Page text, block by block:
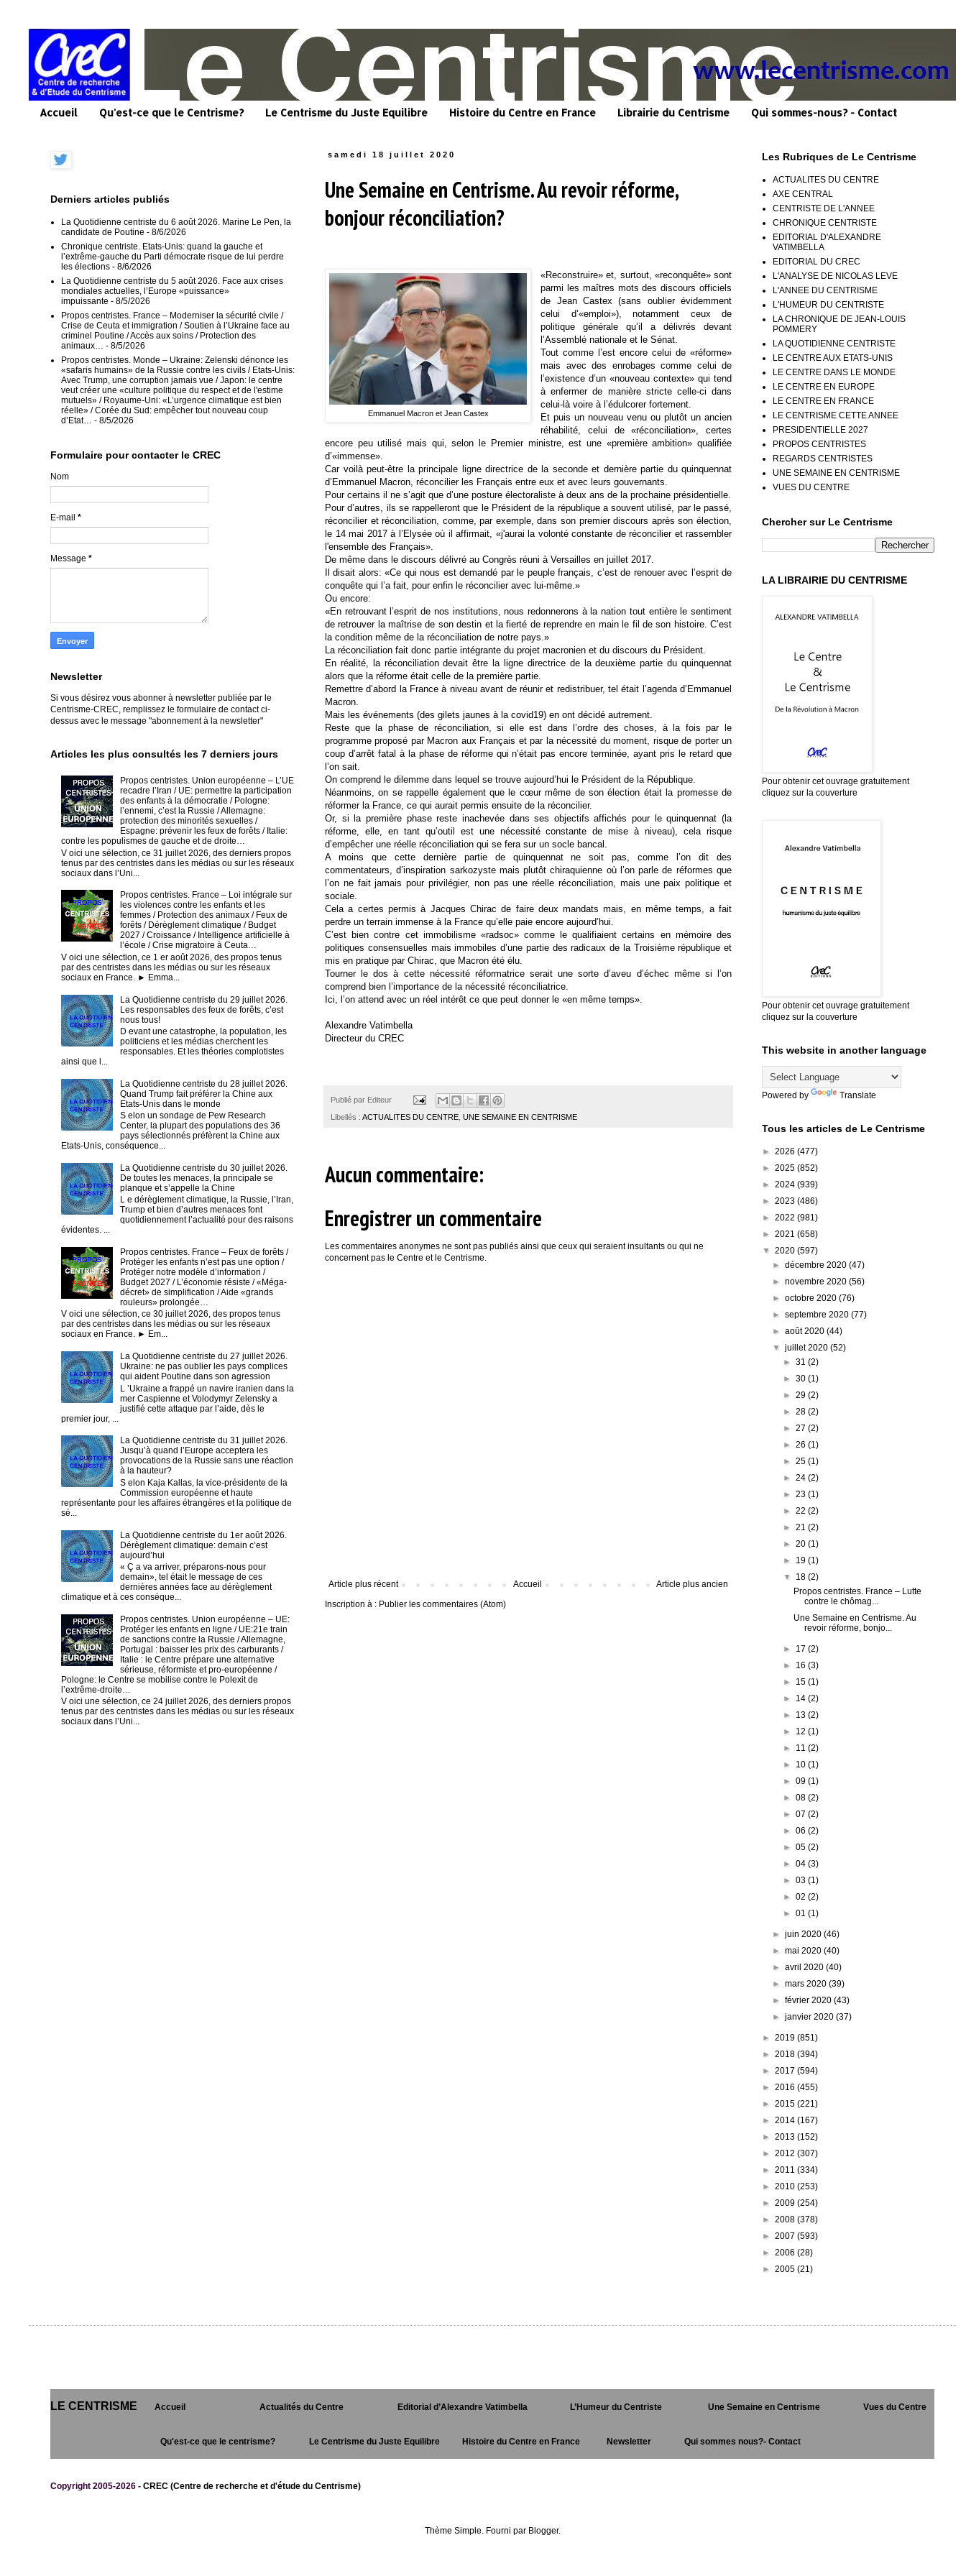
Accueil Qu'est-ce que le Centrisme? Le Centrisme du Juste Equilibre Histoire du Centre en France Librairie du Centrisme Qui sommes-nous? - Contact
samedi 18 juillet 2020
Une Semaine en Centrisme. Au revoir réforme,
bonjour réconciliation?
Emmanuel Macron et Jean Castex
«Reconstruire» et, surtout, «reconquête» sont
parmi les maîtres mots des discours officiels
de Jean Castex (sans oublier évidemment
celui d’«emploi»), notamment ceux de
politique générale qu’il a délivrés devant
l’Assemblé nationale et le Sénat.
Tout comme l’est encore celui de «réforme»
mais avec des enrobages comme celui de
l’existence d’un «nouveau contexte» qui tend
à enfermer de manière stricte celle-ci dans
celui-là voire à l’édulcorer fortement.
Et puis un nouveau venu ou plutôt un ancien
réhabilité, celui de «réconciliation», certes
encore peu utilisé mais qui, selon le Premier ministre, est une «première ambition» qualifiée
d’«immense».
Car voilà peut-être la principale ligne directrice de la seconde et dernière partie du quinquennat
d’Emmanuel Macron, réconcilier les Français entre eux et avec leurs gouvernants.
Pour certains il ne s’agit que d’une posture électoraliste à deux ans de la prochaine présidentielle.
Pour d’autres, ils se rappelleront que le Président de la république a souvent utilisé, par le passé,
réconcilier et réconciliation, comme, par exemple, dans son premier discours après son élection,
le 14 mai 2017 à l’Elysée où il affirmait, «j'aurai la volonté constante de réconcilier et rassembler
l'ensemble des Français».
De même dans le discours délivré au Congrès réuni à Versailles en juillet 2017.
Il disait alors: «Ce qui nous est demandé par le peuple français, c’est de renouer avec l’esprit de
conquête qui l’a fait, pour enfin le réconcilier avec lui-même.»
Ou encore:
«En retrouvant l’esprit de nos institutions, nous redonnerons à la nation tout entière le sentiment
de retrouver la maîtrise de son destin et la fierté de reprendre en main le fil de son histoire. C’est
la condition même de la réconciliation de notre pays.»
La réconciliation fait donc partie intégrante du projet macronien et du discours du Président.
En réalité, la réconciliation devait être la ligne directrice de la deuxième partie du quinquennat
alors que la réforme était celle de la première partie.
Remettre d’abord la France à niveau avant de réunir et redistribuer, tel était l’agenda d’Emmanuel
Macron.
Mais les événements (des gilets jaunes à la covid19) en ont décidé autrement.
Reste que la phase de réconciliation, si elle est dans l’ordre des choses, à la fois par le
programme proposé par Macron aux Français et par la nécessité du moment, risque de porter un
coup d’arrêt fatal à la phase de réforme qui n’était pas encore terminée, ayant pris le retard que
l’on sait.
On comprend le dilemme dans lequel se trouve aujourd’hui le Président de la République.
Néanmoins, on se rappelle également que le cœur même de son élection était la promesse de
réformer la France, ce qui aurait permis ensuite de la réconcilier.
Or, si la première phase reste inachevée dans ses objectifs affichés pour le quinquennat (la
réforme, elle, en tant qu’outil est une nécessité constante de mise à niveau), cela risque
d’empêcher une réelle réconciliation qui se fera sur un socle bancal.
A moins que cette dernière partie de quinquennat ne soit pas, comme l’on dit des
commentateurs, d’inspiration sarkozyste mais plutôt chiraquienne où l’on parle de réformes que
l’on ne fait jamais pour privilégier, non pas une réelle réconciliation, mais une paix politique et
sociale.
Cela a certes permis à Jacques Chirac de faire deux mandats mais, en même temps, a fait
perdre un terrain immense à la France qu’elle paie encore aujourd’hui.
C’est bien contre cet immobilisme «radsoc» comme le qualifiaient certains en mémoire des
politiques consensuelles mais immobiles d’une partie des radicaux de la Troisième république et
mis en pratique par Chirac, que Macron été élu.
Tourner le dos à cette nécessité réformatrice serait une sorte d’aveu d’échec même si l’on
comprend bien l’importance de la nécessité réconciliatrice.
Ici, l’on attend avec un réel intérêt ce que peut donner le «en même temps».
Alexandre Vatimbella
Directeur du CREC
Publié par Editeur
Libellés : ACTUALITES DU CENTRE UNE SEMAINE EN CENTRISME
Aucun commentaire:
Enregistrer un commentaire
Les commentaires anonymes ne sont pas publiés ainsi que ceux qui seraient insultants ou qui ne
concernent pas le Centre et le Centrisme.
Article plus récent Article plus ancien
Accueil
Inscription à : Publier les commentaires (Atom)
Derniers articles publiés
La Quotidienne centriste du 6 août 2026. Marine Le Pen, la
candidate de Poutine - 8/6/2026
Chronique centriste. Etats-Unis: quand la gauche et
l’extrême-gauche du Parti démocrate risque de lui perdre
les élections - 8/6/2026
La Quotidienne centriste du 5 août 2026. Face aux crises
mondiales actuelles, l’Europe «puissance»
impuissante - 8/5/2026
Propos centristes. France – Moderniser la sécurité civile /
Crise de Ceuta et immigration / Soutien à l’Ukraine face au
criminel Poutine / Accès aux soins / Protection des
animaux…
- 8/5/2026
Propos centristes. Monde – Ukraine: Zelenski dénonce les
«safaris humains» de la Russie contre les civils / Etats-Unis:
Avec Trump, une corruption jamais vue / Japon: le centre
veut créer une «culture politique du respect et de l'estime
mutuels» / Royaume-Uni: «L’urgence climatique est bien
réelle» / Corée du Sud: empêcher tout nouveau coup
d’Etat…
- 8/5/2026
Formulaire pour contacter le CREC
Nom
E-mail *
Message *
Newsletter
Si vous désirez vous abonner à newsletter publiée par le
Centrisme-CREC, remplissez le formulaire de contact ci-
dessus avec le message "abonnement à la newsletter"
Articles les plus consultés les 7 derniers jours
Propos centristes. Union européenne – L’UE
recadre l’Iran / UE: permettre la participation
des enfants à la démocratie / Pologne:
l’ennemi, c’est la Russie / Allemagne:
protection des minorités sexuelles /
Espagne: prévenir les feux de forêts / Italie:
contre les populismes de gauche et de droite…
V oici une sélection, ce 31 juillet 2026, des derniers propos
tenus par des centristes dans les médias ou sur les réseaux
sociaux dans l’Uni...
Propos centristes. France – Loi intégrale sur
les violences contre les enfants et les
femmes / Protection des animaux / Feux de
forêts / Dérèglement climatique / Budget
2027 / Croissance / Intelligence artificielle à
l’école / Crise migratoire à Ceuta…
V oici une sélection, ce 1 er août 2026, des propos tenus
par des centristes dans les médias ou sur les réseaux
sociaux en France. ► Emma...
La Quotidienne centriste du 29 juillet 2026.
Les responsables des feux de forêts, c’est
nous tous!
D evant une catastrophe, la population, les
politiciens et les médias cherchent les
responsables. Et les théories complotistes
ainsi que l...
La Quotidienne centriste du 28 juillet 2026.
Quand Trump fait préférer la Chine aux
Etats-Unis dans le monde
S elon un sondage de Pew Research
Center, la plupart des populations des 36
pays sélectionnés préfèrent la Chine aux
Etats-Unis, conséquence...
La Quotidienne centriste du 30 juillet 2026.
De toutes les menaces, la principale se
planque et s’appelle la Chine
L e dérèglement climatique, la Russie, l’Iran,
Trump et bien d’autres menaces font
quotidiennement l’actualité pour des raisons
évidentes. ...
Propos centristes. France – Feux de forêts /
Protéger les enfants n’est pas une option /
Protéger notre modèle d’information /
Budget 2027 / L’économie résiste / «Méga-
décret» de simplification / Aide «grands
rouleurs» prolongée…
V oici une sélection, ce 30 juillet 2026, des propos tenus
par des centristes dans les médias ou sur les réseaux
sociaux en France. ► Em...
La Quotidienne centriste du 27 juillet 2026.
Ukraine: ne pas oublier les pays complices
qui aident Poutine dans son agression
L ’Ukraine a frappé un navire iranien dans la
mer Caspienne et Volodymyr Zelensky a
justifié cette attaque par l’aide, dès le
premier jour, ...
La Quotidienne centriste du 31 juillet 2026.
Jusqu’à quand l’Europe acceptera les
provocations de la Russie sans une réaction
à la hauteur?
S elon Kaja Kallas, la vice-présidente de la
Commission européenne et haute
représentante pour les affaires étrangères et la politique de
sé...
La Quotidienne centriste du 1er août 2026.
Dérèglement climatique: demain c’est
aujourd’hui
« Ç a va arriver, préparons-nous pour
demain», tel était le message de ces
dernières années face au dérèglement
climatique et à ces conséque...
Propos centristes. Union européenne – UE:
Protéger les enfants en ligne / UE:21e train
de sanctions contre la Russie / Allemagne,
Portugal : baisser les prix des carburants /
Italie : le Centre prépare une alternative
sérieuse, réformiste et pro-européenne /
Pologne: le Centre se mobilise contre le Polexit de
l’extrême-droite…
V oici une sélection, ce 24 juillet 2026, des derniers propos
tenus par des centristes dans les médias ou sur les réseaux
sociaux dans l’Uni...
Les Rubriques de Le Centrisme
ACTUALITES DU CENTRE
AXE CENTRAL
CENTRISTE DE L'ANNEE
CHRONIQUE CENTRISTE
EDITORIAL D'ALEXANDRE
VATIMBELLA
EDITORIAL DU CREC
L'ANALYSE DE NICOLAS LEVE
L'ANNEE DU CENTRISME
L'HUMEUR DU CENTRISTE
LA CHRONIQUE DE JEAN-LOUIS
POMMERY
LA QUOTIDIENNE CENTRISTE
LE CENTRE AUX ETATS-UNIS
LE CENTRE DANS LE MONDE
LE CENTRE EN EUROPE
LE CENTRE EN FRANCE
LE CENTRISME CETTE ANNEE
PRESIDENTIELLE 2027
PROPOS CENTRISTES
REGARDS CENTRISTES
UNE SEMAINE EN CENTRISME
VUES DU CENTRE
Chercher sur Le Centrisme
LA LIBRAIRIE DU CENTRISME
Pour obtenir cet ouvrage gratuitement
cliquez sur la couverture
Pour obtenir cet ouvrage gratuitement
cliquez sur la couverture
This website in another language
Powered by Translate
Tous les articles de Le Centrisme
► 2026 (477)
► 2025 (852)
► 2024 (939)
► 2023 (486)
► 2022 (981)
► 2021 (658)
▼ 2020 (597)
►décembre 2020(47)
►novembre 2020(56)
►octobre 2020(76)
►septembre 2020(77)
►août 2020(44)
▼juillet 2020(52)
► 31 (2)
► 30 (1)
► 29 (2)
► 28 (2)
► 27 (2)
► 26 (1)
► 25 (1)
► 24 (2)
► 23 (1)
► 22 (2)
► 21 (2)
► 20 (1)
► 19 (1)
▼ 18 (2)
Propos centristes. France – Lutte
contre le chômag...
Une Semaine en Centrisme. Au
revoir réforme, bonjo...
► 17 (2)
► 16 (3)
► 15 (1)
► 14 (2)
► 13 (2)
► 12 (1)
► 11 (2)
► 10 (1)
► 09 (1)
► 08 (2)
► 07 (2)
► 06 (2)
► 05 (2)
► 04 (3)
► 03 (1)
► 02 (2)
► 01 (1)
►juin 2020(46)
►mai 2020(40)
►avril 2020(40)
►mars 2020(39)
►février 2020(43)
►janvier 2020(37)
► 2019 (851)
► 2018 (394)
► 2017 (594)
► 2016 (455)
► 2015 (221)
► 2014 (167)
► 2013 (152)
► 2012 (307)
► 2011 (334)
► 2010 (253)
► 2009 (254)
► 2008 (378)
► 2007 (593)
► 2006 (28)
► 2005 (21)
LE CENTRISME Accueil Actualités du Centre Editorial d’Alexandre Vatimbella L’Humeur du Centriste Une Semaine en Centrisme Vues du Centre
Qu'est-ce que le centrisme? Le Centrisme du Juste Equilibre Histoire du Centre en France Newsletter Qui sommes nous?- Contact
Copyright 2005-2026 - CREC (Centre de recherche et d'étude du Centrisme)
Thème Simple. Fourni par Blogger.